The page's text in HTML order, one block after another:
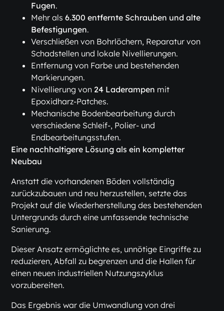
Fugen.
Mehr als6.300 entfernte Schrauben und alte
Befestigungen.
Verschließen von Bohrlöchern, Reparatur von
Schadstellen und lokale Nivellierungen.
Entfernung von Farbe und bestehenden
Markierungen.
Nivellierung von 24 Laderampen mit
Epoxidharz-Patches.
Mechanische Bodenbearbeitung durch
verschiedene Schleif-, Polier- und
Endbearbeitungsstufen.
Eine nachhaltigere Lösung als ein kompletter
Neubau
Anstatt die vorhandenen Böden vollständig
zurückzubauen und neu herzustellen, setzte das
Projekt auf die Wiederherstellung des bestehenden
Untergrunds durch eine umfassende technische
Sanierung.
Dieser Ansatz ermöglichte es, unnötige Eingriffe zu
reduzieren, Abfall zu begrenzen und die Hallen für
einen neuen industriellen Nutzungszyklus
vorzubereiten.
Das Ergebnis war die Umwandlung von drei